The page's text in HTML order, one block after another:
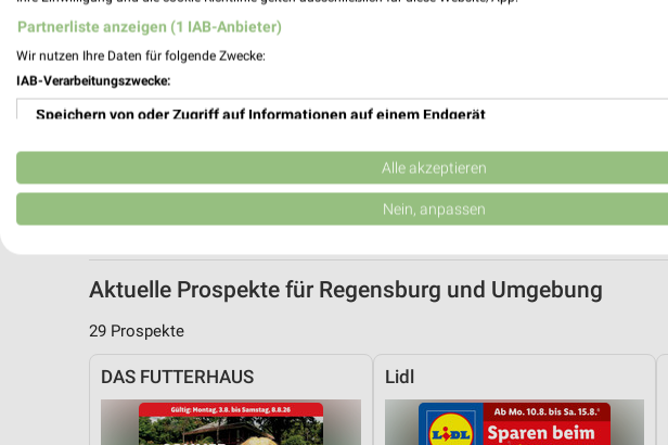
Aktuelle Prospekte für Regensburg und Umgebung
29 Prospekte
DAS FUTTERHAUS Lidl
Partnerliste anzeigen (1 IAB-Anbieter)
Wir nutzen Ihre Daten für folgende Zwecke:
IAB-Verarbeitungszwecke:
Speichern von oder Zugriff auf Informationen auf einem Endgerät
Verwendung reduzierter Daten zur Auswahl von Werbeanzeigen
Erstellung von Profilen für personalisierte Werbung
Erstellung von Profilen zur Personalisierung von Inhalten
Verwendung von Profilen zur Auswahl personalisierter Inhalte
Messung der Werbeleistung
Messung der Performance von Inhalten
Alle akzeptieren
Nein, anpassen